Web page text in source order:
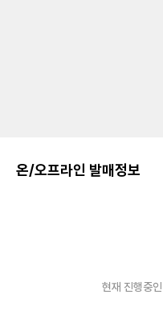
온/오프라인 발매정보
현재 진행중